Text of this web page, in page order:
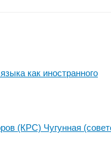
как иностранного
(КРС) Чугунная